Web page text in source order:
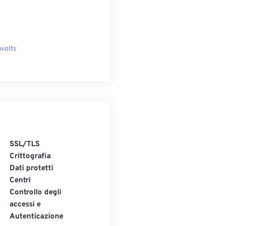
SSL/TLS
Crittografia
Dati protetti
Centri
Controllo degli
accessi e
Autenticazione